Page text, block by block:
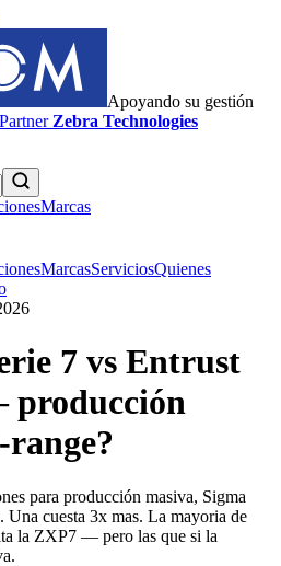
Apoyando su gestión
Zebra Technologies
Marcas
MarcasServiciosQuienes
7 vs Entrust
producción
para producción masiva, Sigma
cuesta 3x mas. La mayoria de
la ZXP7 — pero las que si la